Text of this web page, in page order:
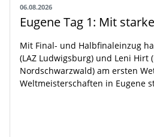
06.08.2026
Mit Final- und Halbfinaleinzug
(LAZ Ludwigsburg) und Leni Hirt
Nordschwarzwald) am ersten
Weltmeisterschaften in Eugene